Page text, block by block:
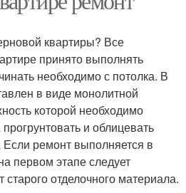
квартиры? Все
принято выполнять
необходимо с потолка. В
в виде монолитной
которой необходимо
и облицевать
Если ремонт выполняется в
первом этапе следует
старого отделочного материала.